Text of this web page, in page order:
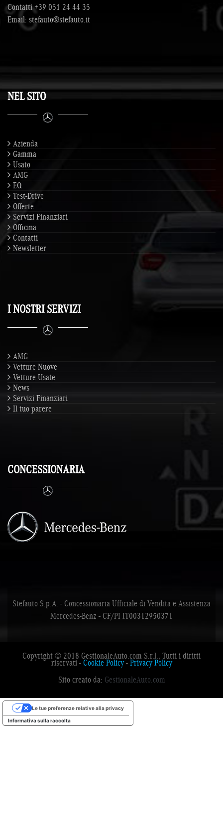
Contatti+39 051 24 44 35
Email: stefauto@stefauto.it
NEL SITO
Azienda
Gamma
Usato
AMG
EQ
Test-Drive
Offerte
Servizi Finanziari
Officina
Contatti
Newsletter
I NOSTRI SERVIZI
AMG
Vetture Nuove
Vetture Usate
News
Servizi Finanziari
Il tuo parere
CONCESSIONARIA
Stefauto S.p.A. - Concessionaria Ufficiale di Vendita e Assistenza
Mercedes-Benz - CF/PI IT00312950371
Copyright © 2018 GestionaleAuto.com S.r.l., Tutti i diritti
riservati -Cookie Policy-Privacy Policy
Sito creato da: GestionaleAuto.com
Informativa sulla raccolta
Le tue preferenze relative alla privacy